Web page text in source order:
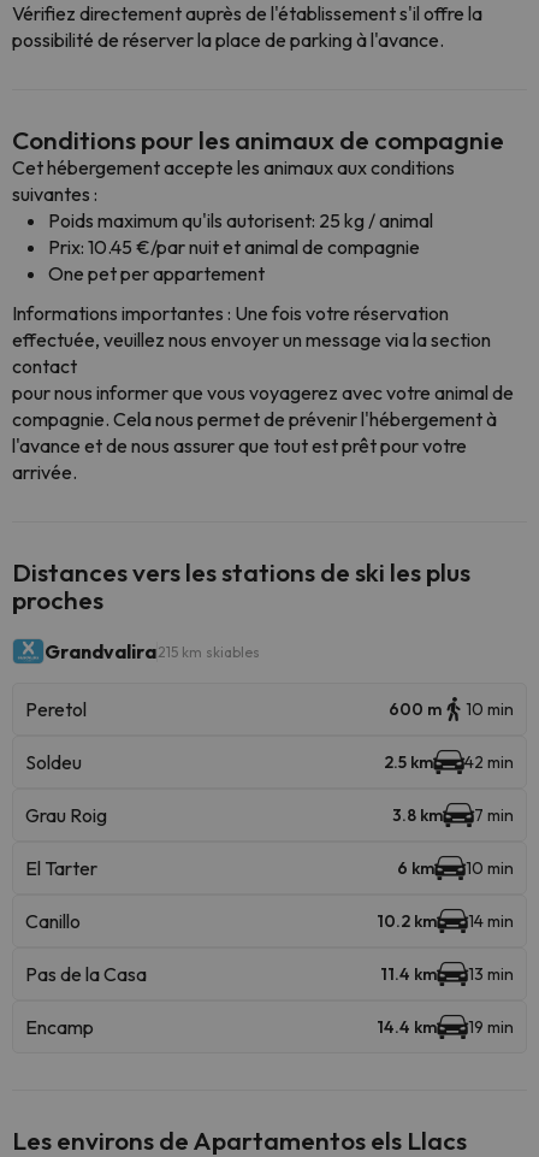
Vérifiez directement auprès de l'établissement s'il offre la
possibilité de réserver la place de parking à l'avance.
Conditions pour les animaux de compagnie
Cet hébergement accepte les animaux aux conditions
suivantes :
Poids maximum qu'ils autorisent: 25 kg / animal
Prix: 10.45 €/par nuit et animal de compagnie
One pet per appartement
Informations importantes : Une fois votre réservation
effectuée, veuillez nous envoyer un message via la section
contact
pour nous informer que vous voyagerez avec votre animal de
compagnie. Cela nous permet de prévenir l'hébergement à
l'avance et de nous assurer que tout est prêt pour votre
arrivée.
Distances vers les stations de ski les plus
proches
Grandvalira215 km skiables
Peretol 600 m 10 min
Soldeu 2.5 km 42 min
Grau Roig 3.8 km 7 min
El Tarter 6 km 10 min
Canillo 10.2 km 14 min
Pas de la Casa 11.4 km 13 min
Encamp 14.4 km 19 min
Les environs de Apartamentos els Llacs